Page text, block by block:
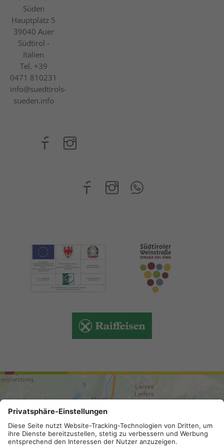
Süden
Hauptplatz 5
39040 Auer
Südtirol -
Italien
Tel. +39
0471 810231
info@suedtirols-
sueden.info
ANREISE